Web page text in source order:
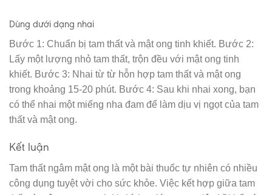
Dùng dưới dạng nhai
Bước 1: Chuẩn bị tam thất và mật ong tinh khiết. Bước 2:
Lấy một lượng nhỏ tam thất, trộn đều với mật ong tinh
khiết. Bước 3: Nhai từ từ hỗn hợp tam thất và mật ong
trong khoảng 15-20 phút. Bước 4: Sau khi nhai xong, bạn
có thể nhai một miếng nha đam để làm dịu vị ngọt của tam
thất và mật ong.
Kết luận
Tam thất ngâm mật ong là một bài thuốc tự nhiên có nhiều
công dụng tuyệt vời cho sức khỏe. Việc kết hợp giữa tam